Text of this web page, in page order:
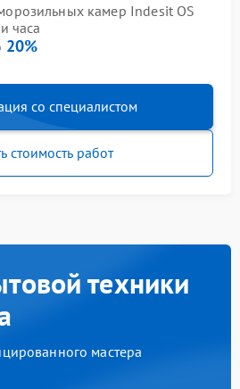
камер Indesit OS
часа
20%
со специалистом
стоимость работ
техники
мастера